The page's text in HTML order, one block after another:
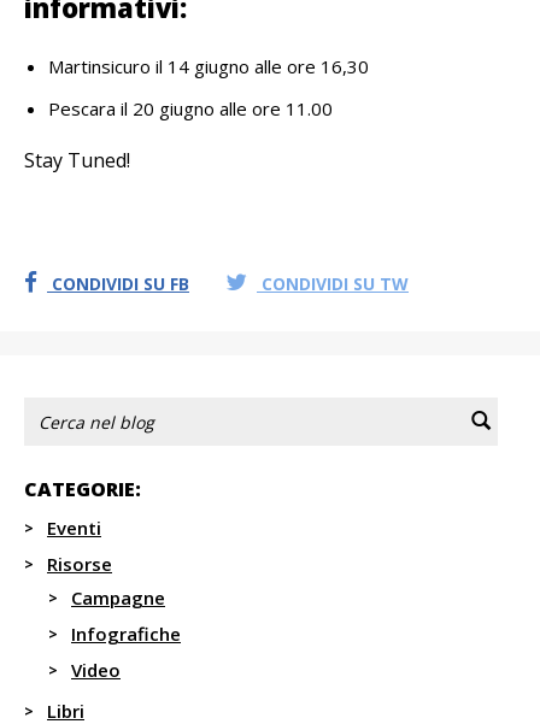
Martinsicuro il 14 giugno alle ore 16,30
Pescara il 20 giugno alle ore 11.00
Stay Tuned!
CONDIVIDI SU FB CONDIVIDI SU TW
CATEGORIE:
Eventi
Risorse
Campagne
Infografiche
Video
Libri